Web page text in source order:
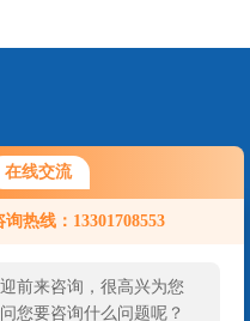
在线交流
询热线：13301708553
前来咨询，很高兴为您
您要咨询什么问题呢？